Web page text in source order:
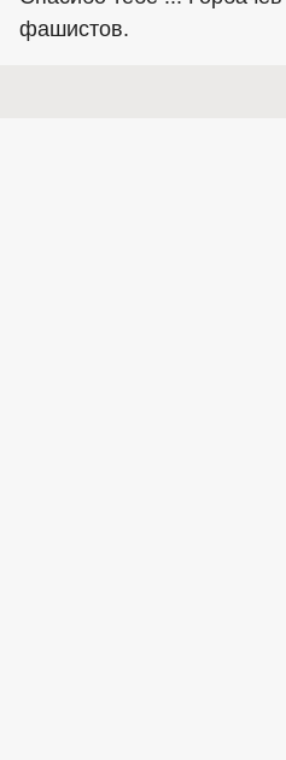
фашистов.